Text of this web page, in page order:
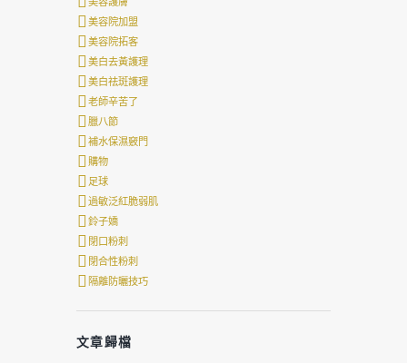
美容院加盟
美容院拓客
美白去黃護理
美白祛斑護理
老師辛苦了
臘八節
補水保濕竅門
購物
足球
過敏泛紅脆弱肌
鈴子嬌
閉口粉刺
閉合性粉刺
隔離防曬技巧
文章歸檔